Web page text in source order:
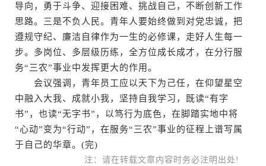
导向，勇于斗争、迎接困难、挑战自己，不断创新工作
思路。三是不负人民。青年人要始终做到对党忠诚，把
遵规守纪、廉洁自律作为一生的必修课，走好人生每一
步。多岗位、多层级历练，全方位成长成才，在分行服
务“三农”事业中发挥更大的作用。
会议强调，青年员工应以天下为己任，在仰望星空
中融入大我、成就小我，坚持自我学习，既读“有字
书”，也读“无字书”，以笃行为底色，在脚踏实地中将
“心动”变为“行动”，在服务“三农”事业的征程上谱写属
于自己的华章。(完)
注：请在转载文章内容时务必注明出处!